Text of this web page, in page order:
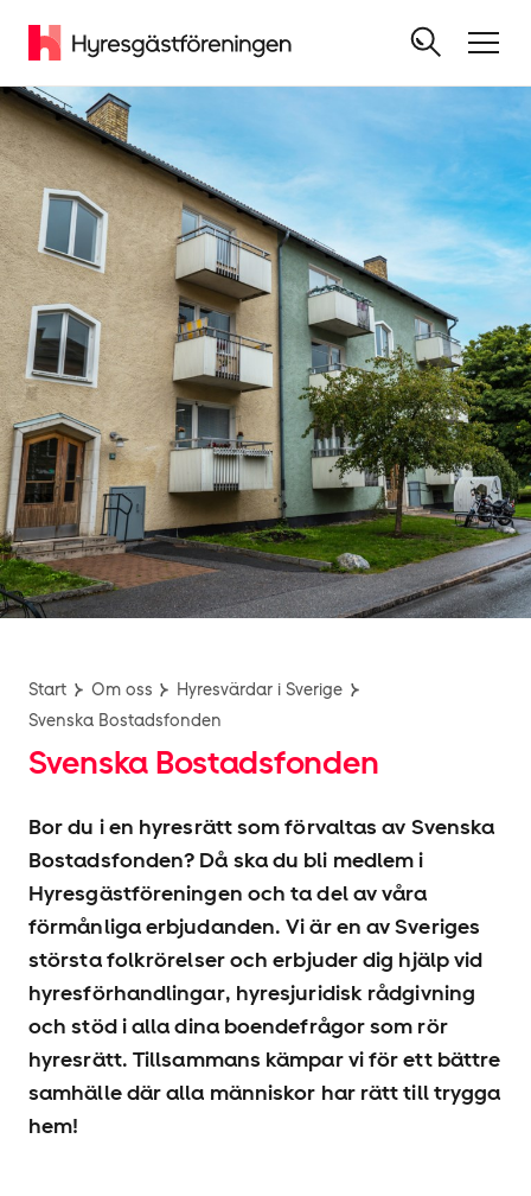
Start Om oss
Hyresvärdar i Sverige
Svenska Bostadsfonden
Svenska Bostadsfonden
Bor du i en hyresrätt som förvaltas av Svenska
Bostadsfonden? Då ska du bli medlem i
Hyresgäst­föreningen och ta del av våra
förmånliga erbjudanden. Vi är en av Sveriges
största folkrörelser och erbjuder dig hjälp vid
hyres­förhandlingar, hyresjuridisk rådgivning
och stöd i alla dina boendefrågor som rör
hyresrätt. Tillsammans kämpar vi för ett bättre
samhälle där alla människor har rätt till trygga
hem!